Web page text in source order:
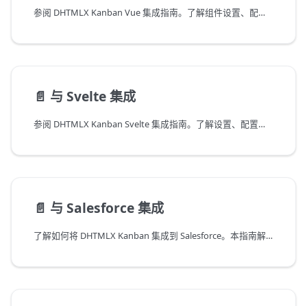
参阅 DHTMLX Kanban Vue 集成指南。了解组件设置、配置、API 使用及应用集成。
📄️ 与 Svelte 集成
参阅 DHTMLX Kanban Svelte 集成指南。了解设置、配置、API 使用及组件生命周期模式。
📄️ 与 Salesforce 集成
了解如何将 DHTMLX Kanban 集成到 Salesforce。本指南解释了在 Salesforce Lightning 组件中顺利运行所需的 HTML 设置和环境配置。